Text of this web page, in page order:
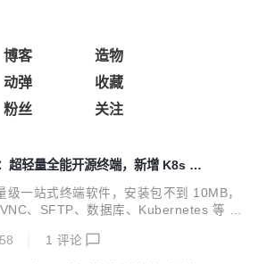
博客
造物
动弹
收藏
粉丝 关注
超轻量全能开源终端，新增 K8s 与
令
级一站式终端软件，安装包不到 10MB，
、SFTP、数据库、Kubernetes 等 2
是继文件传输、远程桌面、数据库
1 评论